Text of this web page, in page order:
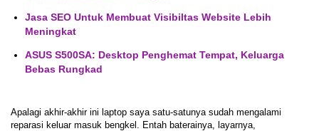
Jasa SEO Untuk Membuat Visibiltas Website Lebih
Meningkat
ASUS S500SA: Desktop Penghemat Tempat, Keluarga
Bebas Rungkad
Apalagi akhir-akhir ini laptop saya satu-satunya sudah mengalami
reparasi keluar masuk bengkel. Entah baterainya, layarnya,